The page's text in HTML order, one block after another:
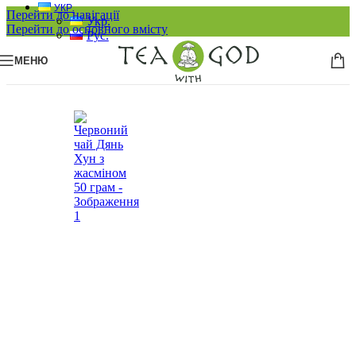
Перейти до навігації
Перейти до основного вмісту
УКР.
Укр.
Рус.
МЕНЮ